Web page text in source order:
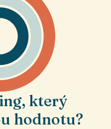
který
hodnotu?